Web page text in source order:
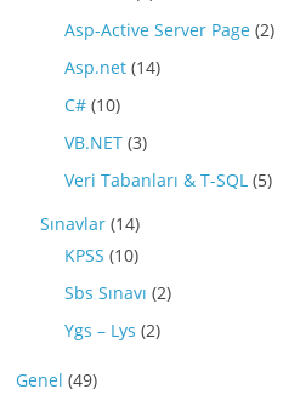
Asp-Active Server Page (2)
Asp.net (14)
C# (10)
VB.NET (3)
Veri Tabanları & T-SQL (5)
Sınavlar (14)
KPSS (10)
Sbs Sınavı (2)
Ygs – Lys (2)
Genel (49)